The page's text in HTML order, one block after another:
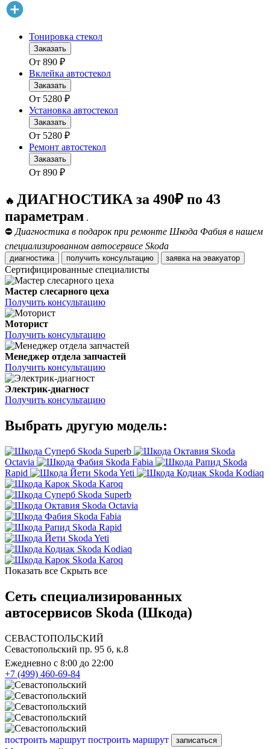
Тонировка стекол
Заказать
От 890 ₽
Вклейка автостекол
Заказать
От 5280 ₽
Установка автостекол
Заказать
От 5280 ₽
Ремонт автостекол
Заказать
От 890 ₽
🔥 ДИАГНОСТИКА за 490₽ по 43
параметрам .
⛔ Диагностика в подарок при ремонте Шкода Фабия в нашем
специализированном автосервисе Skoda
диагностика получить консультацию заявка на эвакуатор
Сертифицированные специалисты
Мастер слесарного цеха
Получить консультацию
Моторист
Получить консультацию
Менеджер отдела запчастей
Получить консультацию
Электрик-диагност
Получить консультацию
Выбрать другую модель:
Skoda Superb
Skoda
Octavia
Skoda Fabia
Skoda
Rapid
Skoda Yeti
Skoda Kodiaq
Skoda Karoq
Skoda Superb
Skoda Octavia
Skoda Fabia
Skoda Rapid
Skoda Yeti
Skoda Kodiaq
Skoda Karoq
Показать все Скрыть все
Сеть специализированных
автосервисов Skoda (Шкода)
СЕВАСТОПОЛЬСКИЙ
Севастопольский пр. 95 б, к.8
Ежедневно с 8:00 до 22:00
+7 (499) 460-69-84
построить маршрут построить маршрут записаться